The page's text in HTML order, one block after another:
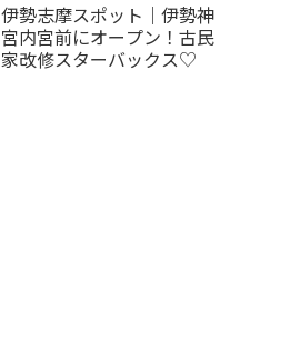
伊勢志摩スポット｜伊勢神
宮内宮前にオープン！古民
家改修スターバックス♡